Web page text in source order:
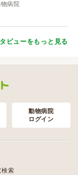
病院
ビューをもっと見る
動物病院
ログイン
検索